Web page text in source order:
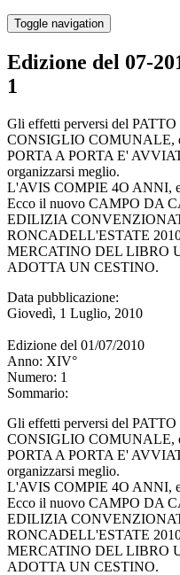
Toggle navigation
Edizione del 07-
1
Gli effetti perversi del
CONSIGLIO COMUNALE,
PORTA A PORTA E'
organizzarsi meglio.
L'AVIS COMPIE 4O ANNI,
Ecco il nuovo CAMPO DA
EDILIZIA
RONCADELL'ESTATE
MERCATINO DEL LIBRO
ADOTTA UN CESTINO.
Data pubblicazione:
Giovedì, 1 Luglio, 2010
Edizione del 01/07/2010
Anno: XIV°
Numero: 1
Sommario:
Gli effetti perversi del
CONSIGLIO COMUNALE,
PORTA A PORTA E'
organizzarsi meglio.
L'AVIS COMPIE 4O ANNI,
Ecco il nuovo CAMPO DA
EDILIZIA
RONCADELL'ESTATE
MERCATINO DEL LIBRO
ADOTTA UN CESTINO.